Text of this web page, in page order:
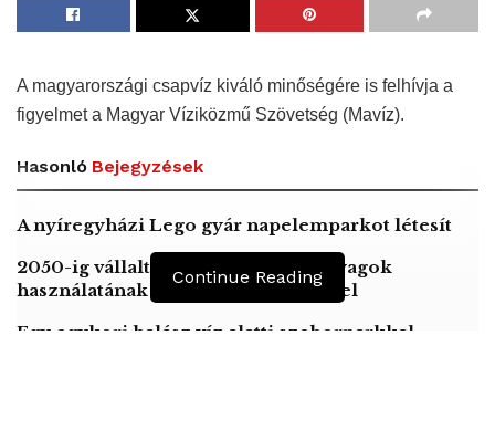
A magyarországi csapvíz kiváló minőségére is felhívja a
figyelmet a Magyar Víziközmű Szövetség (Mavíz).
Hasonló Bejegyzések
A nyíregyházi Lego gyár napelemparkot létesít
2050-ig vállalta a fosszilis üzemanyagok
használatának megszüntetését Izrael
Egy egykori halász víz alatti szoborparkkal
Continue Reading